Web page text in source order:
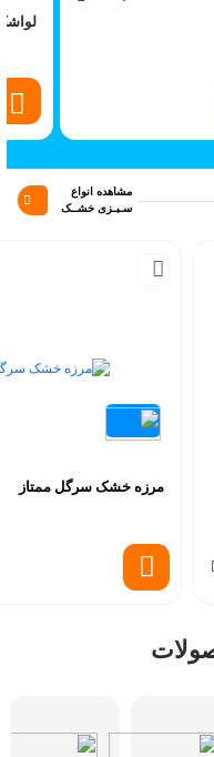
مشاهده انواع
سـبـزی خشــک
مرزه خشک سرگل ممتاز